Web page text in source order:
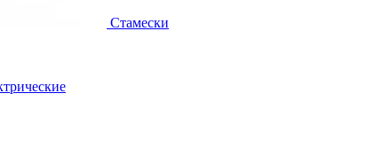
Стамески